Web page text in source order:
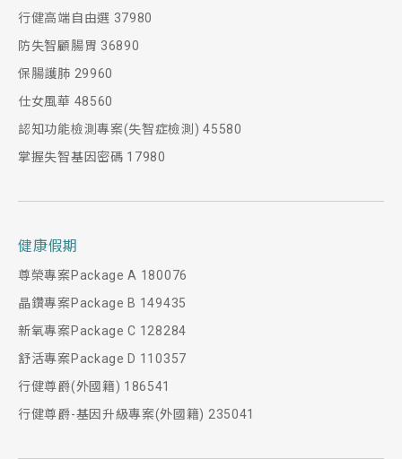
行健高端自由選 37980
防失智顧腸胃 36890
保腸護肺 29960
仕女風華 48560
認知功能檢測專案(失智症檢測) 45580
掌握失智基因密碼 17980
健康假期
尊榮專案Package A 180076
晶鑽專案Package B 149435
新氧專案Package C 128284
舒活專案Package D 110357
行健尊爵(外國籍) 186541
行健尊爵-基因升級專案(外國籍) 235041